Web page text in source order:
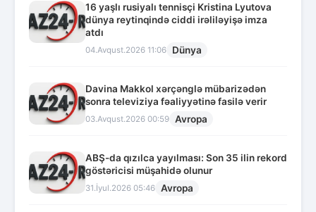
16 yaşlı rusiyalı tennisçi Kristina Lyutova
dünya reytinqində ciddi irəliləyişə imza
atdı
04.Avqust.2026 11:06 Dünya
Davina Makkol xərçənglə mübarizədən
sonra televiziya fəaliyyətinə fasilə verir
03.Avqust.2026 00:59 Avropa
ABŞ-da qızılca yayılması: Son 35 ilin rekord
göstəricisi müşahidə olunur
31.İyul.2026 05:46 Avropa